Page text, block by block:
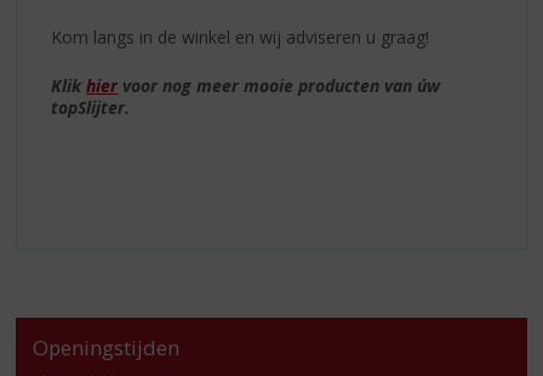
Kom langs in de winkel en wij adviseren u graag!
Klikhier voor nog meer mooie producten van úw
topSlijter.
Openingstijden